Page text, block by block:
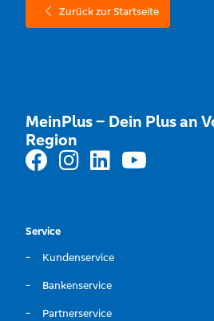
Zurück zur Startseite
MeinPlus – Dein Plus an
Region
Service
Kundenservice
Bankenservice
Partnerservice